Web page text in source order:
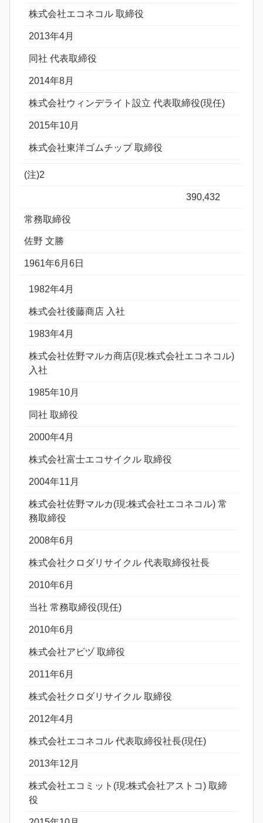
株式会社エコネコル 取締役
2013年4月
同社 代表取締役
2014年8月
株式会社ウィンデライト設立 代表取締役(現任)
2015年10月
株式会社東洋ゴムチップ 取締役
(注)2
390,432
常務取締役
佐野 文勝
1961年6月6日
1982年4月
株式会社後藤商店 入社
1983年4月
株式会社佐野マルカ商店(現:株式会社エコネコル)
入社
1985年10月
同社 取締役
2000年4月
株式会社富士エコサイクル 取締役
2004年11月
株式会社佐野マルカ(現:株式会社エコネコル) 常
務取締役
2008年6月
株式会社クロダリサイクル 代表取締役社長
2010年6月
当社 常務取締役(現任)
2010年6月
株式会社アビヅ 取締役
2011年6月
株式会社クロダリサイクル 取締役
2012年4月
株式会社エコネコル 代表取締役社長(現任)
2013年12月
株式会社エコミット(現:株式会社アストコ) 取締
役